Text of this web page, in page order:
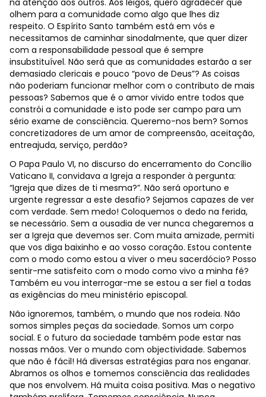
na atenção aos outros. Aos leigos, quero agradecer que
olhem para a comunidade como algo que lhes diz
respeito. O Espírito Santo também está em vós e
necessitamos de caminhar sinodalmente, que quer dizer
com a responsabilidade pessoal que é sempre
insubstituível. Não será que as comunidades estarão a ser
demasiado clericais e pouco “povo de Deus”? As coisas
não poderiam funcionar melhor com o contributo de mais
pessoas? Sabemos que é o amor vivido entre todos que
constrói a comunidade e isto pode ser campo para um
sério exame de consciência. Queremo-nos bem? Somos
concretizadores de um amor de compreensão, aceitação,
entreajuda, serviço, perdão?
O Papa Paulo VI, no discurso do encerramento do Concílio
Vaticano II, convidava a Igreja a responder à pergunta:
“Igreja que dizes de ti mesma?”. Não será oportuno e
urgente regressar a este desafio? Sejamos capazes de ver
com verdade. Sem medo! Coloquemos o dedo na ferida,
se necessário. Sem a ousadia de ver nunca chegaremos a
ser a Igreja que devemos ser. Com muita amizade, permiti
que vos diga baixinho e ao vosso coração. Estou contente
com o modo como estou a viver o meu sacerdócio? Posso
sentir-me satisfeito com o modo como vivo a minha fé?
Também eu vou interrogar-me se estou a ser fiel a todas
as exigências do meu ministério episcopal.
Não ignoremos, também, o mundo que nos rodeia. Não
somos simples peças da sociedade. Somos um corpo
social. E o futuro da sociedade também pode estar nas
nossas mãos. Ver o mundo com objectividade. Sabemos
que não é fácil! Há diversas estratégias para nos enganar.
Abramos os olhos e tomemos consciência das realidades
que nos envolvem. Há muita coisa positiva. Mas o negativo